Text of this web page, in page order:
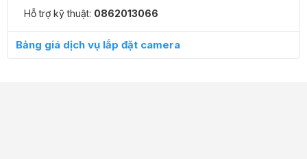
Hỗ trợ kỹ thuật: 0862013066
Bảng giá dịch vụ lắp đặt camera